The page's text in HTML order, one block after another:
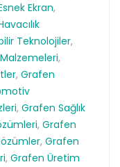
Ekran,
Teknolojiler,
,
, Grafen
, Grafen Sağlık
, Grafen
, Grafen
, Grafen Üretim